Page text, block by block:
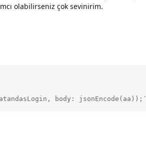
olabilirseniz çok sevinirim.
body: jsonEncode(aa));`